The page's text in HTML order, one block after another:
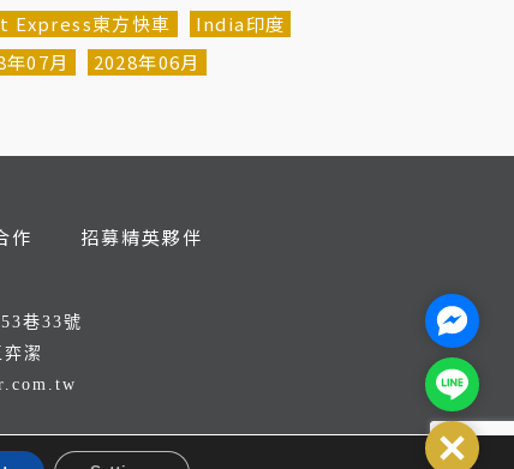
Express東方快車
India印度
年07月
2028年06月
作 招募精英夥伴
巷33號
潔
Line@
Close